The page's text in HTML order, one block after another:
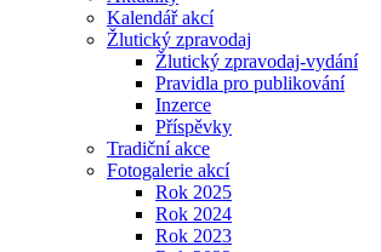
Kalendář akcí
Žlutický zpravodaj
Žlutický zpravodaj-vydání
Pravidla pro publikování
Inzerce
Příspěvky
Tradiční akce
Fotogalerie akcí
Rok 2025
Rok 2024
Rok 2023